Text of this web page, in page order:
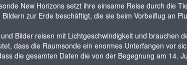
New Horizons setzt ihre einsame Reise durch die
Bildern zur Erde beschäftigt, die sie beim Vorbeiflug an
Bilder reisen mit Lichtgeschwindigkeit und brauchen
dass die Raumsonde ein enormes Unterfangen vor
die gesamten Daten die von der Begegnung am 14.